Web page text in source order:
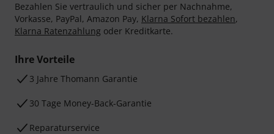
Bezahlen Sie vertraulich und sicher per Nachnahme,
Vorkasse, PayPal, Amazon Pay, Klarna Sofort bezahlen,
Klarna Ratenzahlung oder Kreditkarte.
Ihre Vorteile
3 Jahre Thomann Garantie
30 Tage Money-Back-Garantie
Reparaturservice